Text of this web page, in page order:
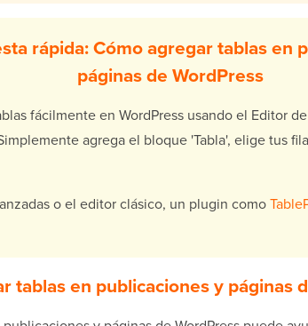
rápida: Cómo agregar tablas en
páginas de WordPress
fácilmente en WordPress usando el Editor
agrega el bloque 'Tabla', elige tus
o el editor clásico, un plugin como
tablas en publicaciones y páginas